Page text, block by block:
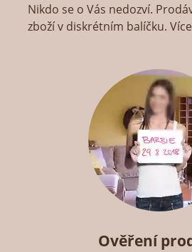
Nikdo se o Vás nedozví.
zboží v diskrétním balíčku.
Ověření